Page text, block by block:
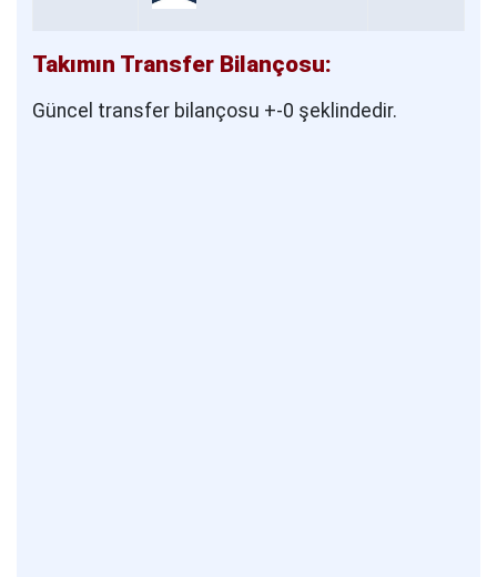
Takımın Transfer Bilançosu:
Güncel transfer bilançosu +-0 şeklindedir.